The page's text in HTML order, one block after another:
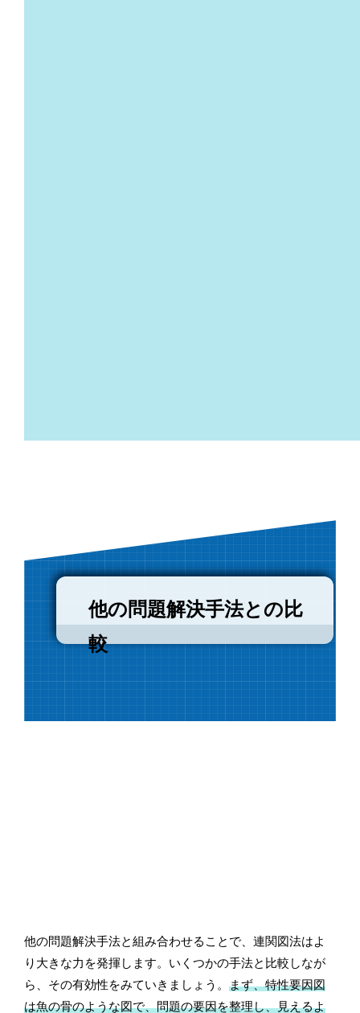
他の問題解決手法との比
較
他の問題解決手法と組み合わせることで、連関図法はよ
り大きな力を発揮します。いくつかの手法と比較しなが
ら、その有効性をみていきましょう。まず、特性要因図
は魚の骨のような図で、問題の要因を整理し、見えるよ